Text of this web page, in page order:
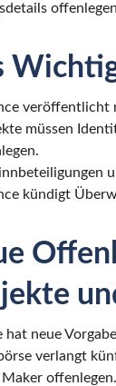
offenlegen
veröffentlicht
müssen
kündigt
hat neue
verlangt